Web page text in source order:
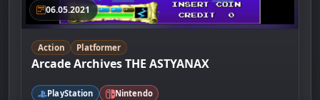
06.05.2021
Action Platformer
Arcade Archives THE ASTYANAX
PlayStation Nintendo